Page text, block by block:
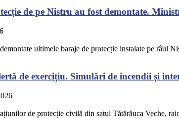
de pe Nistru au fost demontate.
ultimele baraje de protecție instalate pe râul
de exercițiu. Simulări de incendii și
de protecție civilă din satul Tătărăuca Veche,